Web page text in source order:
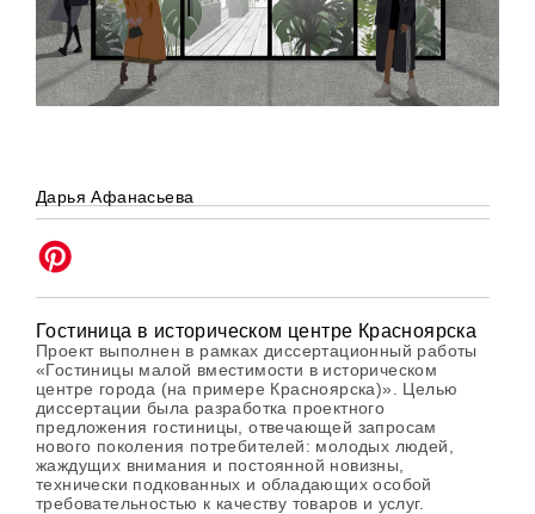
Дарья Афанасьева
Гостиница в историческом центре Красноярска
Проект выполнен в рамках диссертационный работы
«Гостиницы малой вместимости в историческом
центре города (на примере Красноярска)». Целью
диссертации была разработка проектного
предложения гостиницы, отвечающей запросам
нового поколения потребителей: молодых людей,
жаждущих внимания и постоянной новизны,
технически подкованных и обладающих особой
требовательностью к качеству товаров и услуг.